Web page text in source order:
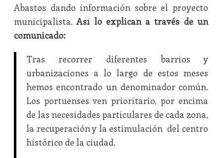
Abastos dando información sobre el proyecto
municipalista.Así lo explican a través de un
comunicado:
Tras recorrer diferentes barrios y
urbanizaciones a lo largo de estos meses
hemos encontrado un denominador común.
Los portuenses ven prioritario, por encima
de las necesidades particulares de cada zona,
la recuperación y la estimulación del centro
histórico de la ciudad.